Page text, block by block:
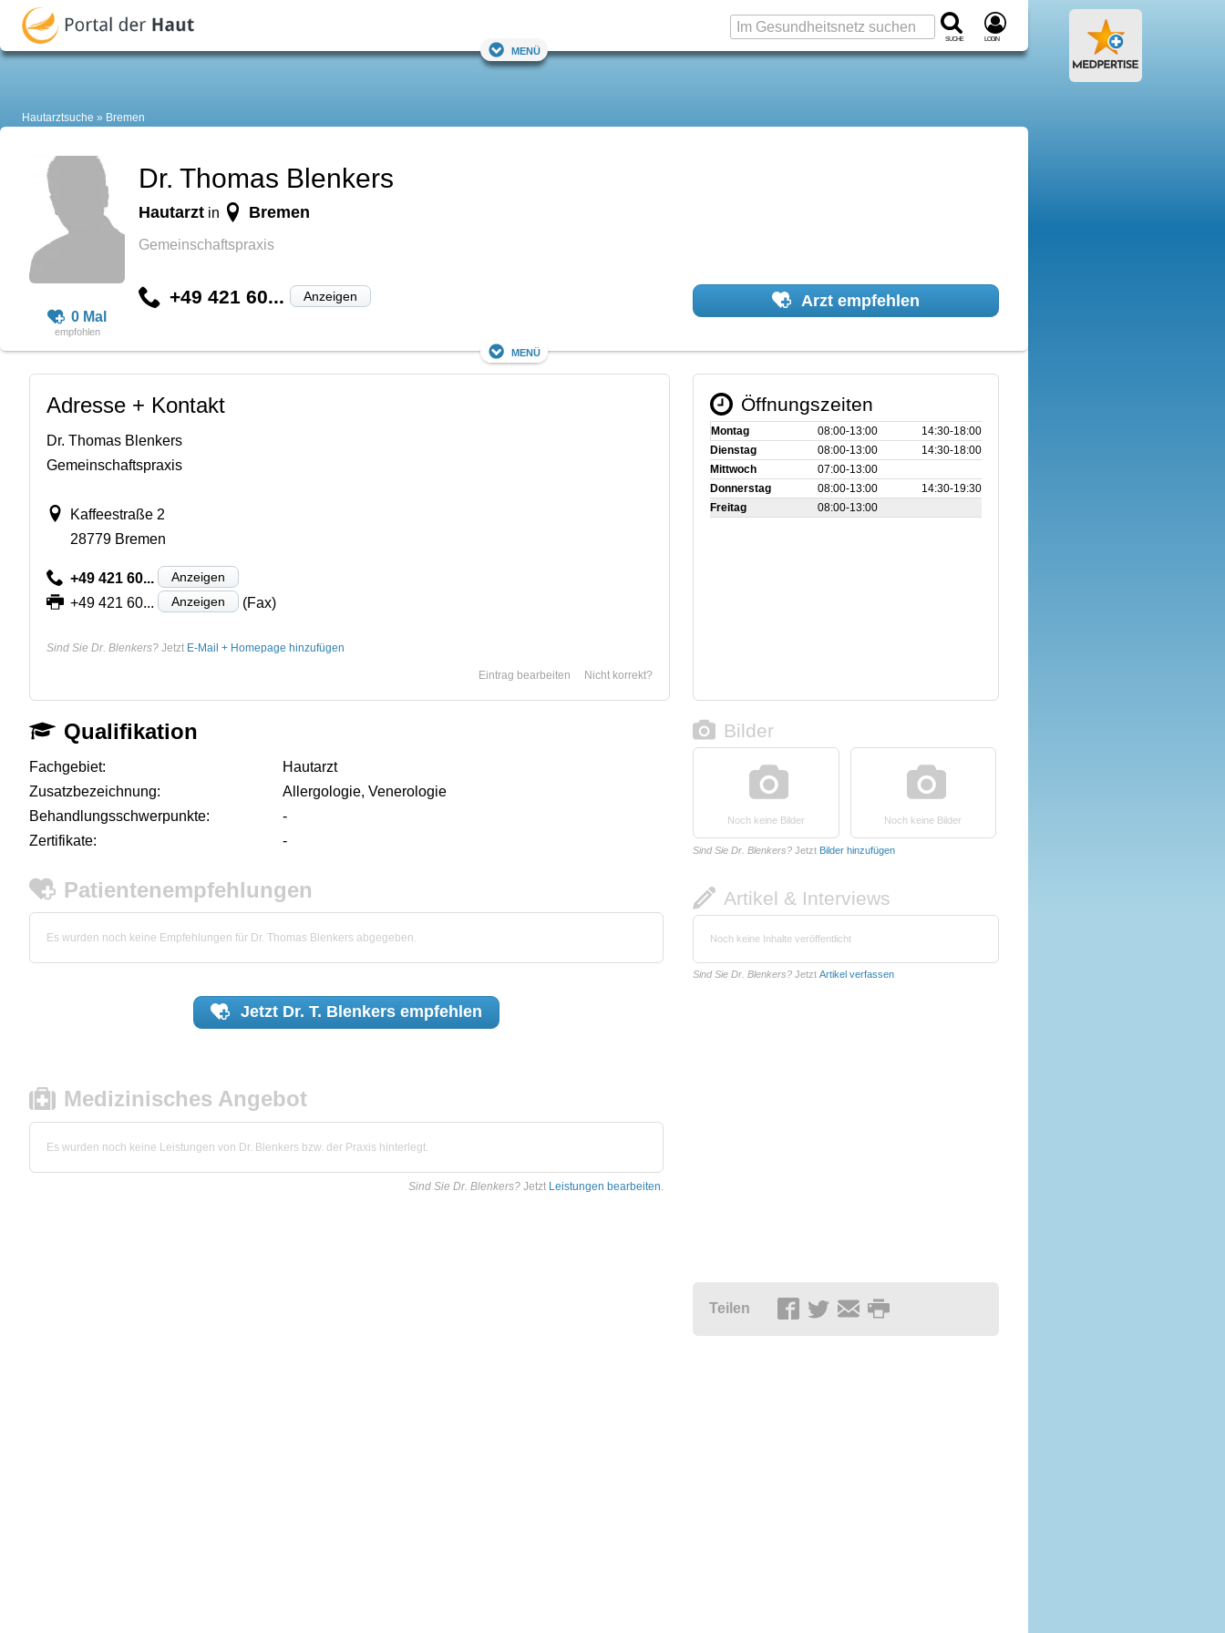
Suche Login
Menü
Hautarztsuche Bremen
0 Mal
Dr. Thomas Blenkers
Hautarzt in Bremen
Gemeinschaftspraxis
+49 421 60... Anzeigen Arzt empfehlen
Menü
Adresse + Kontakt
Dr. Thomas Blenkers
Gemeinschaftspraxis
Kaffeestraße 2
28779 Bremen
+49 421 60... Anzeigen
+49 421 60... Anzeigen (Fax)
Sind Sie Dr. Blenkers? Jetzt E-Mail + Homepage hinzufügen
Nicht korrekt?
Eintrag bearbeiten
Öffnungszeiten
Montag 08:00‑13:00
14:30‑18:00
Dienstag
08:00‑13:00
14:30‑18:00
Mittwoch
07:00‑13:00
Donnerstag
08:00‑13:00
14:30‑19:30
Freitag
08:00‑13:00
Qualifikation
Fachgebiet:
Hautarzt
Zusatzbezeichnung:
Allergologie, Venerologie
Behandlungsschwerpunkte:
-
Zertifikate:
-
Patientenempfehlungen
Es wurden noch keine Empfehlungen für Dr. Thomas Blenkers abgegeben.
Jetzt Dr. T. Blenkers empfehlen
Medizinisches Angebot
Es wurden noch keine Leistungen von Dr. Blenkers bzw. der Praxis hinterlegt.
Sind Sie Dr. Blenkers? Jetzt Leistungen bearbeiten.
Bilder
Noch keine Bilder Noch keine Bilder
Sind Sie Dr. Blenkers? Jetzt Bilder hinzufügen
Artikel & Interviews
Noch keine Inhalte veröffentlicht
Sind Sie Dr. Blenkers? Jetzt Artikel verfassen
Teilen